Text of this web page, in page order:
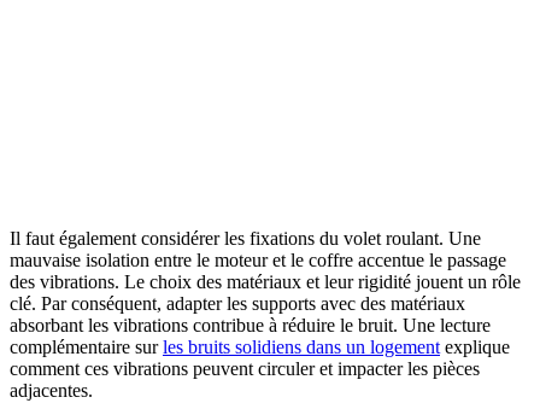
Il faut également considérer les fixations du volet roulant. Une
mauvaise isolation entre le moteur et le coffre accentue le passage
des vibrations. Le choix des matériaux et leur rigidité jouent un rôle
clé. Par conséquent, adapter les supports avec des matériaux
absorbant les vibrations contribue à réduire le bruit. Une lecture
complémentaire surles bruits solidiens dans un logement explique
comment ces vibrations peuvent circuler et impacter les pièces
adjacentes.